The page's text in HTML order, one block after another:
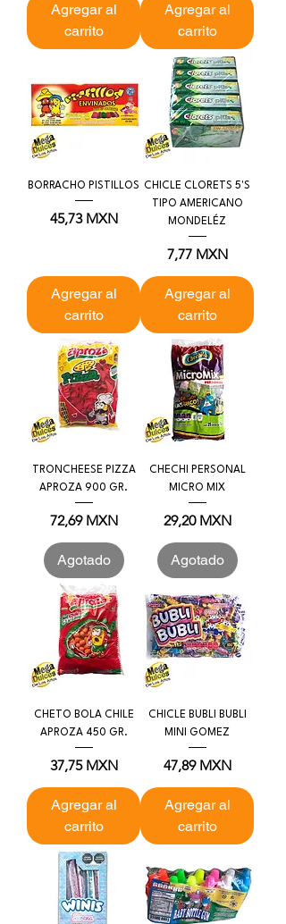
Agregar al
carrito
Agregar al
carrito
BORRACHO PISTILLOS
Precio
45,73 MXN
Agregar al
carrito
CHICLE CLORETS 5'S
TIPO AMERICANO
MONDELÉZ
Precio
7,77 MXN
Agregar al
carrito
TRONCHEESE PIZZA
APROZA 900 GR.
Precio
72,69 MXN
Agotado
CHECHI PERSONAL
MICRO MIX
Precio
29,20 MXN
Agotado
CHETO BOLA CHILE
APROZA 450 GR.
Precio
37,75 MXN
Agregar al
carrito
CHICLE BUBLI BUBLI
MINI GOMEZ
Precio
47,89 MXN
Agregar al
carrito